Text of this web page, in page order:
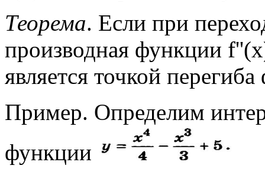
Теорема. Если при
производная функции
является точкой
Пример. Определим
функции